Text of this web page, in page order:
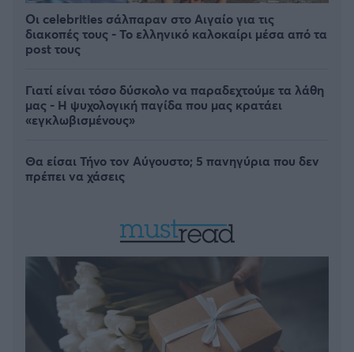
Οι celebrities σάλπαραν στο Αιγαίο για τις
διακοπές τους - Το ελληνικό καλοκαίρι μέσα από τα
post τους
Γιατί είναι τόσο δύσκολο να παραδεχτούμε τα λάθη
μας - Η ψυχολογική παγίδα που μας κρατάει
«εγκλωβισμένους»
Θα είσαι Τήνο τον Αύγουστο; 5 πανηγύρια που δεν
πρέπει να χάσεις